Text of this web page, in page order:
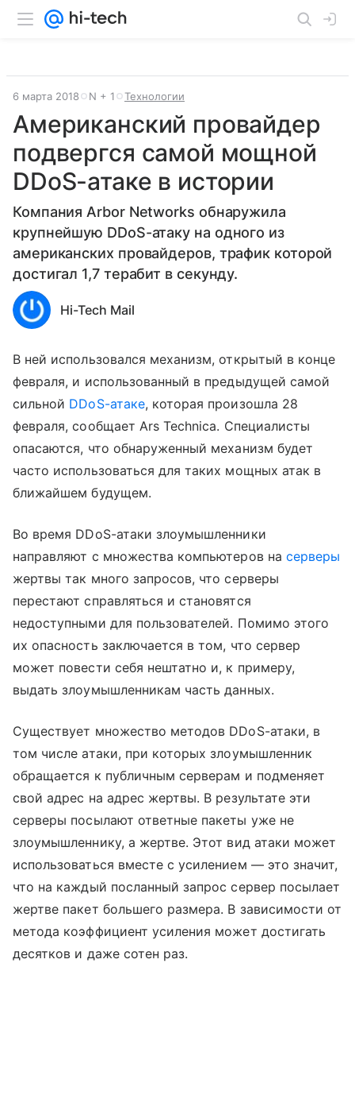
6 марта 2018 N + 1 Технологии
Американский провайдер
подвергся самой мощной
DDoS-атаке в истории
Компания Arbor Networks обнаружила
крупнейшую DDoS-атаку на одного из
американских провайдеров, трафик которой
достигал 1,7 терабит в секунду.
Hi-Tech Mail
В ней использовался механизм, открытый в конце
февраля, и использованный в предыдущей самой
сильной DDoS-атаке, которая произошла 28
февраля, сообщает Ars Technica. Специалисты
опасаются, что обнаруженный механизм будет
часто использоваться для таких мощных атак в
ближайшем будущем.
Во время DDoS-атаки злоумышленники
направляют с множества компьютеров на серверы
жертвы так много запросов, что серверы
перестают справляться и становятся
недоступными для пользователей. Помимо этого
их опасность заключается в том, что сервер
может повести себя нештатно и, к примеру,
выдать злоумышленникам часть данных.
Существует множество методов DDoS-атаки, в
том числе атаки, при которых злоумышленник
обращается к публичным серверам и подменяет
свой адрес на адрес жертвы. В результате эти
серверы посылают ответные пакеты уже не
злоумышленнику, а жертве. Этот вид атаки может
использоваться вместе с усилением — это значит,
что на каждый посланный запрос сервер посылает
жертве пакет большего размера. В зависимости от
метода коэффициент усиления может достигать
десятков и даже сотен раз.